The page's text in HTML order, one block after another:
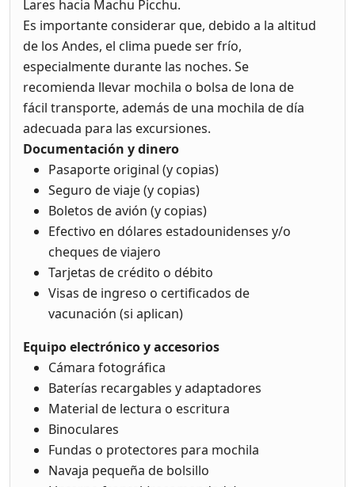
Lares hacia Machu Picchu.
Es importante considerar que, debido a la altitud
de los Andes, el clima puede ser frío,
especialmente durante las noches. Se
recomienda llevar mochila o bolsa de lona de
fácil transporte, además de una mochila de día
adecuada para las excursiones.
Documentación y dinero
Pasaporte original (y copias)
Seguro de viaje (y copias)
Boletos de avión (y copias)
Efectivo en dólares estadounidenses y/o
cheques de viajero
Tarjetas de crédito o débito
Visas de ingreso o certificados de
vacunación (si aplican)
Equipo electrónico y accesorios
Cámara fotográfica
Baterías recargables y adaptadores
Material de lectura o escritura
Binoculares
Fundas o protectores para mochila
Navaja pequeña de bolsillo